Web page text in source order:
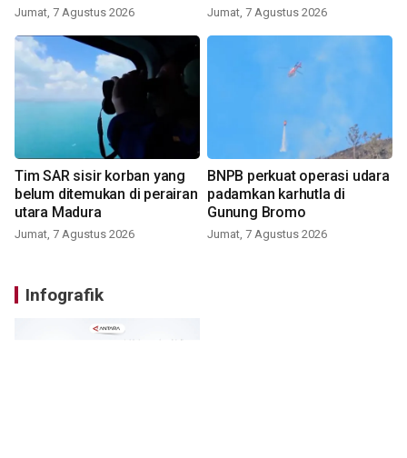
Jumat, 7 Agustus 2026 Jumat, 7 Agustus 2026
Tim SAR sisir korban yang
belum ditemukan di perairan
utara Madura
Jumat, 7 Agustus 2026
BNPB perkuat operasi udara
padamkan karhutla di
Gunung Bromo
Jumat, 7 Agustus 2026
Infografik